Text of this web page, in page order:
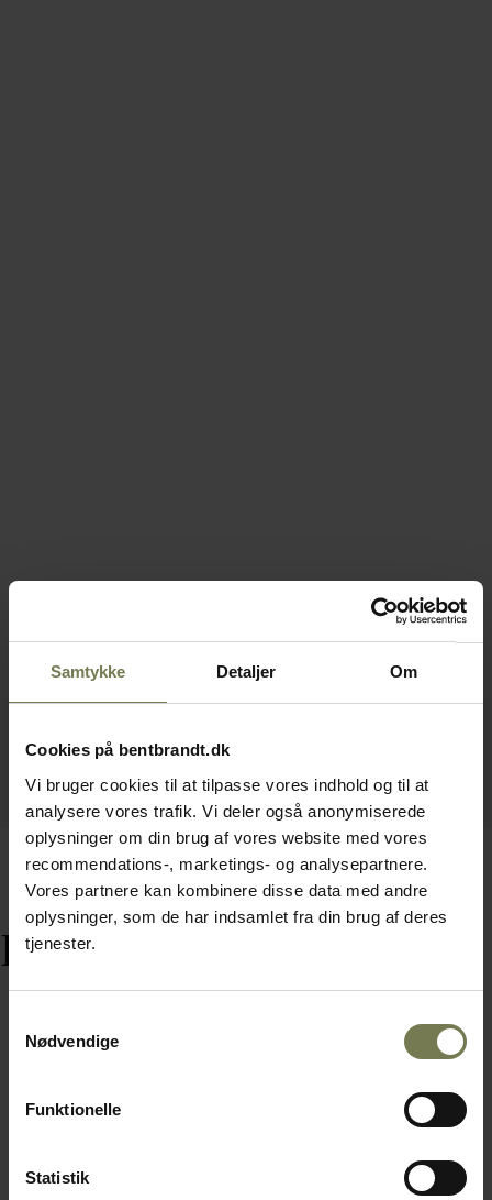
Samtykke Detaljer Om
Cookies på bentbrandt.dk
Vi bruger cookies til at tilpasse vores indhold og til at
analysere vores trafik. Vi deler også anonymiserede
oplysninger om din brug af vores website med vores
recommendations-, marketings- og analysepartnere.
Vores partnere kan kombinere disse data med andre
oplysninger, som de har indsamlet fra din brug af deres
tjenester.
Nødvendige
Funktionelle
Statistik
Relaterede varer